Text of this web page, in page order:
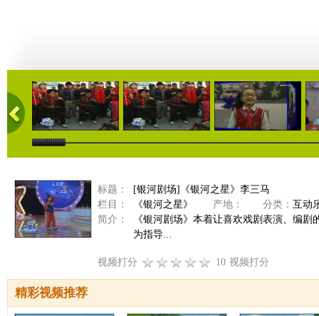
05:12 05:12 05:28
标题：
[银河剧场]《银河之星》李三马
栏目：
《银河之星》 产地： 分类： 互动
简介：
《银河剧场》本着让喜欢戏剧表演、编
为指导...
视频打分 10 视频打分
精彩视频推荐